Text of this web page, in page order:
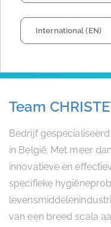
Team
Bedrijf
in België. Met meer
innovatieve en
specifieke
van een breed scala
International (EN)